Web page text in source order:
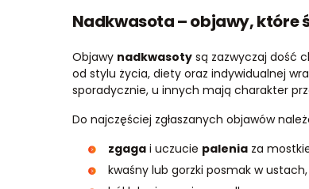
Nadkwasota – objawy, które
Objawy nadkwasotysą zazwyczaj dość
od stylu życia, diety oraz indywidualnej
sporadycznie, u innych mają charakter
Do najczęściej zgłaszanych objawów
zgagai uczucie paleniaza
kwaśny lub gorzki posmak w ustach,